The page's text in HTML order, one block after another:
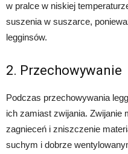
w pralce w niskiej
suszenia w suszarce,
legginsów.
2. Przechowywanie
Podczas przechowywania
ich zamiast zwijania. Zwijanie
zagnieceń i zniszczenie
suchym i dobrze